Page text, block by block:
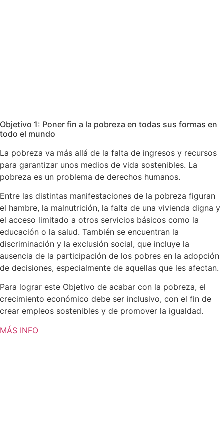
Objetivo 1: Poner fin a la pobreza en todas sus formas en
todo el mundo
La pobreza va más allá de la falta de ingresos y recursos
para garantizar unos medios de vida sostenibles. La
pobreza es un problema de derechos humanos.
Entre las distintas manifestaciones de la pobreza figuran
el hambre, la malnutrición, la falta de una vivienda digna y
el acceso limitado a otros servicios básicos como la
educación o la salud. También se encuentran la
discriminación y la exclusión social, que incluye la
ausencia de la participación de los pobres en la adopción
de decisiones, especialmente de aquellas que les afectan.
Para lograr este Objetivo de acabar con la pobreza, el
crecimiento económico debe ser inclusivo, con el fin de
crear empleos sostenibles y de promover la igualdad.
MÁS INFO